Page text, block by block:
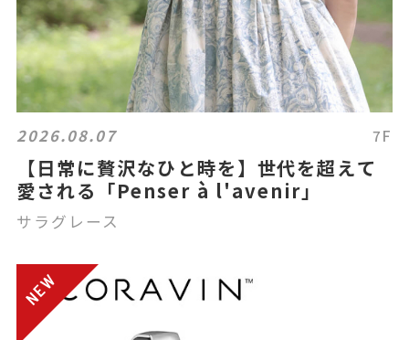
2026.08.07 7F
【日常に贅沢なひと時を】世代を超えて
愛される「Penser à l'avenir」
サラグレース